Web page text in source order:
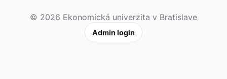
© 2026 Ekonomická univerzita v Bratislave
Admin login